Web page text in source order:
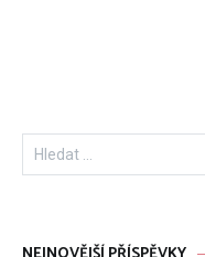
Vyhledávání